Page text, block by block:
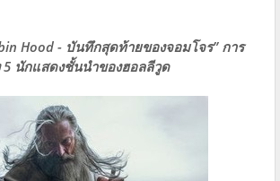
Hood - บันทึกสุดท้ายของจอมโจร” การ
นักแสดงชั้นนำของฮอลลีวูด